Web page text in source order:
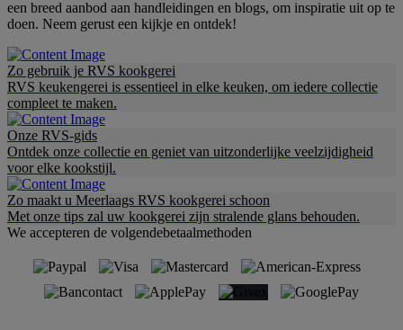
een breed aanbod aan handleidingen en blogs, om inspiratie uit op te
doen. Neem gerust een kijkje en ontdek!
Zo gebruik je RVS kookgerei
RVS keukengerei is essentieel in elke keuken, om iedere collectie
compleet te maken.
Onze RVS-gids
Ontdek onze collectie en geniet van uitzonderlijke veelzijdigheid
voor elke kookstijl.
Zo maakt u Meerlaags RVS kookgerei schoon
Met onze tips zal uw kookgerei zijn stralende glans behouden.
We accepteren de volgendebetaalmethoden